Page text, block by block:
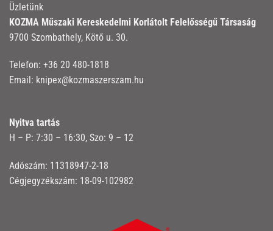
Üzletünk
KOZMA Műszaki Kereskedelmi Korlátolt Felelősségű Társaság
9700 Szombathely, Kötő u. 30.
Telefon: +36 20 480-1818
Email: knipex@kozmaszerszam.hu
Nyitva tartás
H – P: 7:30 – 16:30, Szo: 9 – 12
Adószám: 11318947-2-18
Cégjegyzékszám: 18-09-102982